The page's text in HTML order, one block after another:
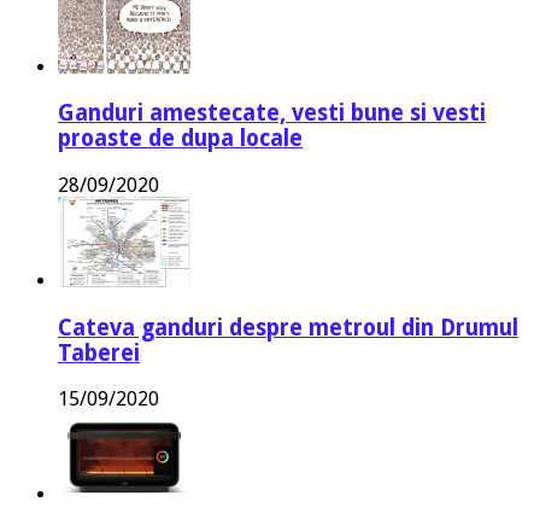
Ganduri amestecate, vesti bune si vesti
proaste de dupa locale
28/09/2020
Cateva ganduri despre metroul din Drumul
Taberei
15/09/2020